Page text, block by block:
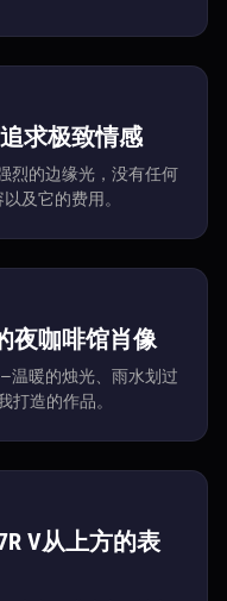
求极致情感
烈的边缘光，没有任何
及它的费用。
夜咖啡馆肖像
温暖的烛光、雨水划过
打造的作品。
V从上方的表